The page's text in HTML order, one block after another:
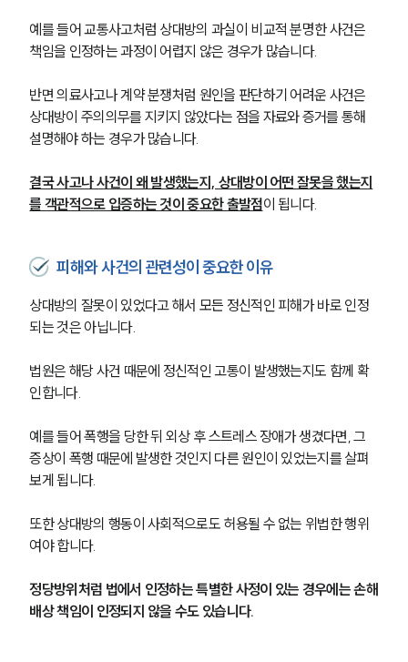
예를 들어 교통사고처럼 상대방의 과실이 비교적 분명한 사건은
책임을 인정하는 과정이 어렵지 않은 경우가 많습니다.
반면 의료사고나 계약 분쟁처럼 원인을 판단하기 어려운 사건은
상대방이 주의의무를 지키지 않았다는 점을 자료와 증거를 통해
설명해야 하는 경우가 많습니다.
결국 사고나 사건이 왜 발생했는지, 상대방이 어떤 잘못을 했는지
를 객관적으로 입증하는 것이 중요한 출발점이 됩니다.
피해와 사건의 관련성이 중요한 이유
상대방의 잘못이 있었다고 해서 모든 정신적인 피해가 바로 인정
되는 것은 아닙니다.
법원은 해당 사건 때문에 정신적인 고통이 발생했는지도 함께 확
인합니다.
예를 들어 폭행을 당한 뒤 외상 후 스트레스 장애가 생겼다면, 그
증상이 폭행 때문에 발생한 것인지 다른 원인이 있었는지를 살펴
보게 됩니다.
또한 상대방의 행동이 사회적으로도 허용될 수 없는 위법한 행위
여야 합니다.
정당방위처럼 법에서 인정하는 특별한 사정이 있는 경우에는 손해
배상 책임이 인정되지 않을 수도 있습니다.